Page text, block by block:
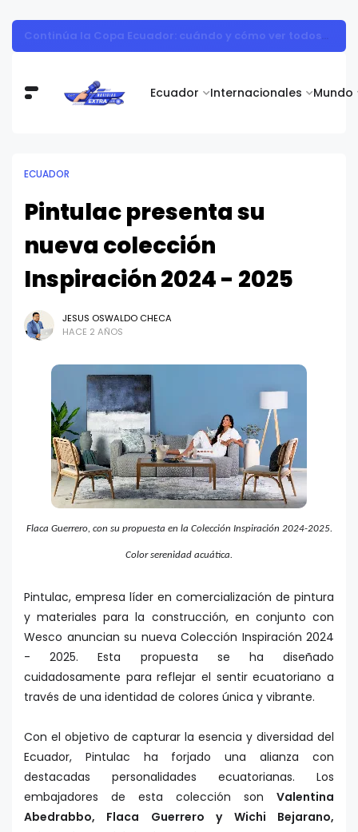
Ecuador Internacionales Mundo
Cadenas de suministro desintegradas: una realidad que frena al 37% de las empresas
ECUADOR
Pintulac presenta su
nueva colección
Inspiración 2024 - 2025
JESUS OSWALDO CHECA
HACE 2 AÑOS
Flaca Guerrero, con su propuesta en la Colección Inspiración 2024-2025.
Color serenidad acuática.
Pintulac, empresa líder en comercialización de pintura
y materiales para la construcción, en conjunto con
Wesco anuncian su nueva Colección Inspiración 2024
- 2025. Esta propuesta se ha diseñado
cuidadosamente para reflejar el sentir ecuatoriano a
través de una identidad de colores única y vibrante.
Con el objetivo de capturar la esencia y diversidad del
Ecuador, Pintulac ha forjado una alianza con
destacadas personalidades ecuatorianas. Los
embajadores de esta colección son Valentina
Abedrabbo, Flaca Guerrero y Wichi Bejarano,